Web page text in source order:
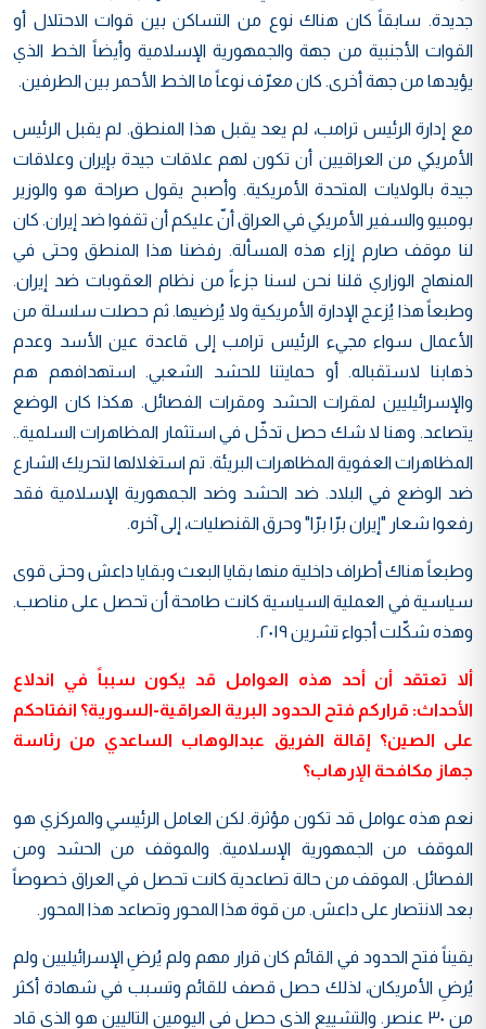
جديدة. سابقاً كان هناك نوع من التساكن بين قوات الاحتلال أو
القوات الأجنبية من جهة والجمهورية الإسلامية وأيضاً الخط الذي
يؤيدها من جهة أخرى. كان معرّف نوعاً ما الخط الأحمر بين الطرفين.
مع إدارة الرئيس ترامب، لم يعد يقبل هذا المنطق. لم يقبل الرئيس
الأمريكي من العراقيين أن تكون لهم علاقات جيدة بإيران وعلاقات
جيدة بالولايات المتحدة الأمريكية. وأصبح يقول صراحة هو والوزير
بومبيو والسفير الأمريكي في العراق أنّ عليكم أن تقفوا ضد إيران. كان
لنا موقف صارم إزاء هذه المسألة. رفضنا هذا المنطق وحتى في
المنهاج الوزاري قلنا نحن لسنا جزءاً من نظام العقوبات ضد إيران.
وطبعاً هذا يُزعج الإدارة الأمريكية ولا يُرضيها. ثم حصلت سلسلة من
الأعمال سواء مجيء الرئيس ترامب إلى قاعدة عين الأسد وعدم
ذهابنا لاستقباله. أو حمايتنا للحشد الشعبي. استهدافهم هم
والإسرائيليين لمقرات الحشد ومقرات الفصائل. هكذا كان الوضع
يتصاعد. وهنا لا شك حصل تدخّل في استثمار المظاهرات السلمية..
المظاهرات العفوية المظاهرات البريئة. تم استغلالها لتحريك الشارع
ضد الوضع في البلاد. ضد الحشد وضد الجمهورية الإسلامية فقد
رفعوا شعار "إيران برّا برّا" وحرق القنصليات، إلى آخره.
وطبعاً هناك أطراف داخلية منها بقايا البعث وبقايا داعش وحتى قوى
سياسية في العملية السياسية كانت طامحة أن تحصل على مناصب.
وهذه شكّلت أجواء تشرين ٢٠١٩.
ألا تعتقد أن أحد هذه العوامل قد يكون سبباً في اندلاع
الأحداث: قراركم فتح الحدود البرية العراقية-السورية؟ انفتاحكم
على الصين؟ إقالة الفريق عبدالوهاب الساعدي من رئاسة
جهاز مكافحة الإرهاب؟
نعم هذه عوامل قد تكون مؤثرة. لكن العامل الرئيسي والمركزي هو
الموقف من الجمهورية الإسلامية. والموقف من الحشد ومن
الفصائل. الموقف من حالة تصاعدية كانت تحصل في العراق خصوصاً
بعد الانتصار على داعش. من قوة هذا المحور وتصاعد هذا المحور.
يقيناً فتح الحدود في القائم كان قرار مهم ولم يُرضِ الإسرائيليين ولم
يُرضِ الأمريكان، لذلك حصل قصف للقائم وتسبب في شهادة أكثر
من ٣٠ عنصر. والتشييع الذي حصل في اليومين التاليين هو الذي قاد